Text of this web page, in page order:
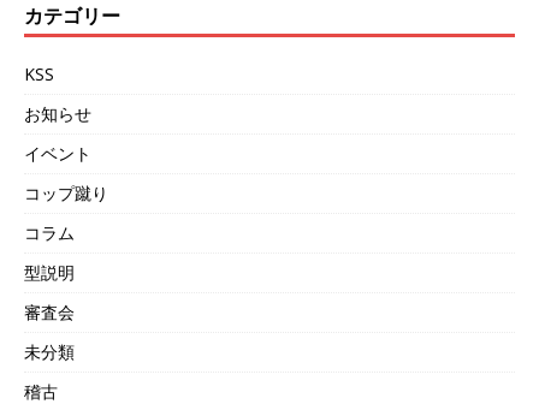
カテゴリー
KSS
お知らせ
イベント
コップ蹴り
コラム
型説明
審査会
未分類
稽古